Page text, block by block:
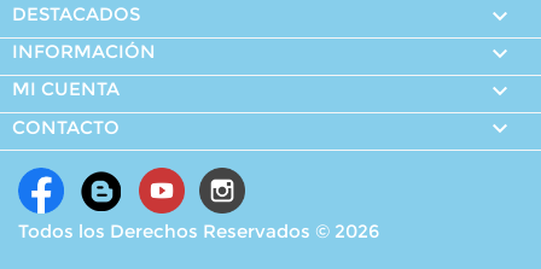
DESTACADOS 
INFORMACIÓN 
MI CUENTA 
CONTACTO 
Todos los Derechos Reservados © 2026